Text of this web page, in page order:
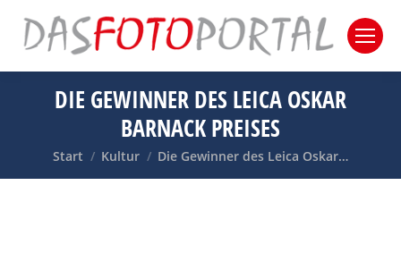
DIE GEWINNER DES LEICA OSKAR
BARNACK PREISES
Sie befinden sich hier:
Start Kultur Die Gewinner des Leica Oskar…